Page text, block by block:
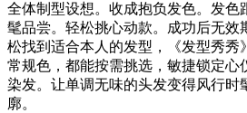
全体制型设想。收成抱负发色。发色
髦品尝。轻松挑心动款。成功后无效
松找到适合本人的发型，《发型秀秀
常规色，都能按需挑选，敏捷锁定心
染发。让单调无味的头发变得风行时
廓。